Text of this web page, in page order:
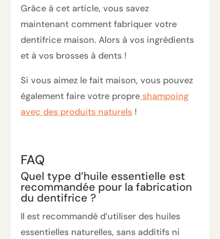
Grâce à cet article, vous savez
maintenant comment fabriquer votre
dentifrice maison. Alors à vos ingrédients
et à vos brosses à dents !
Si vous aimez le fait maison, vous pouvez
également faire votre propre shampoing
avec des produits naturels !
FAQ
Quel type d’huile essentielle est
recommandée pour la fabrication
du dentifrice ?
Il est recommandé d’utiliser des huiles
essentielles naturelles, sans additifs ni